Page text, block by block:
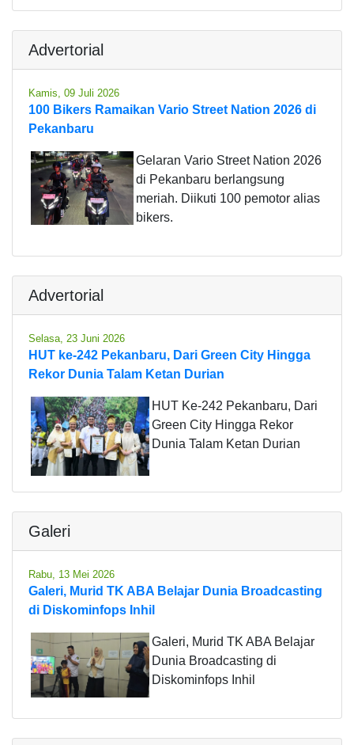
Advertorial
Kamis, 09 Juli 2026
100 Bikers Ramaikan Vario Street Nation 2026 di
Pekanbaru
Gelaran Vario Street Nation 2026
di Pekanbaru berlangsung
meriah. Diikuti 100 pemotor alias
bikers.
Advertorial
Selasa, 23 Juni 2026
HUT ke-242 Pekanbaru, Dari Green City Hingga
Rekor Dunia Talam Ketan Durian
HUT Ke-242 Pekanbaru, Dari
Green City Hingga Rekor
Dunia Talam Ketan Durian
Galeri
Rabu, 13 Mei 2026
Galeri, Murid TK ABA Belajar Dunia Broadcasting
di Diskominfops Inhil
Galeri, Murid TK ABA Belajar
Dunia Broadcasting di
Diskominfops Inhil